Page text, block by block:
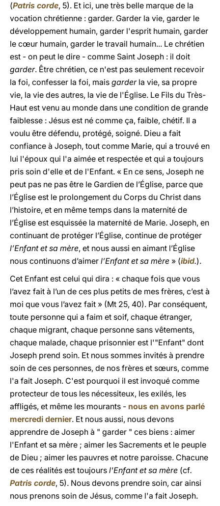
(Patris corde, 5). Et ici, une très belle marque de la
vocation chrétienne : garder. Garder la vie, garder le
développement humain, garder l'esprit humain, garder
le cœur humain, garder le travail humain... Le chrétien
est - on peut le dire - comme Saint Joseph : il doit
garder. Être chrétien, ce n'est pas seulement recevoir
la foi, confesser la foi, mais garderla vie, sa propre
vie, la vie des autres, la vie de l'Église. Le Fils du Très-
Haut est venu au monde dans une condition de grande
faiblesse : Jésus est né comme ça, faible, chétif. Il a
voulu être défendu, protégé, soigné. Dieu a fait
confiance à Joseph, tout comme Marie, qui a trouvé en
lui l'époux qui l'a aimée et respectée et qui a toujours
pris soin d'elle et de l'Enfant. « En ce sens, Joseph ne
peut pas ne pas être le Gardien de l’Église, parce que
l’Église est le prolongement du Corps du Christ dans
l’histoire, et en même temps dans la maternité de
l’Église est esquissée la maternité de Marie. Joseph, en
continuant de protéger l’Église, continue de protéger
l’Enfant et sa mère, et nous aussi en aimant l’Église
nous continuons d’aimer l’Enfant et sa mère » (ibid.).
Cet Enfant est celui qui dira : « chaque fois que vous
l’avez fait à l’un de ces plus petits de mes frères, c’est à
moi que vous l’avez fait » (Mt 25, 40). Par conséquent,
toute personne qui a faim et soif, chaque étranger,
chaque migrant, chaque personne sans vêtements,
chaque malade, chaque prisonnier est l'"Enfant" dont
Joseph prend soin. Et nous sommes invités à prendre
soin de ces personnes, de nos frères et sœurs, comme
l'a fait Joseph. C'est pourquoi il est invoqué comme
protecteur de tous les nécessiteux, les exilés, les
affligés, et même les mourants - nous en avons parlé
mercredi dernier. Et nous aussi, nous devons
apprendre de Joseph à " garder " ces biens : aimer
l'Enfant et sa mère ; aimer les Sacrements et le peuple
de Dieu ; aimer les pauvres et notre paroisse. Chacune
de ces réalités est toujours l'Enfant et sa mère (cf.
Patris corde, 5). Nous devons prendre soin, car ainsi
nous prenons soin de Jésus, comme l'a fait Joseph.